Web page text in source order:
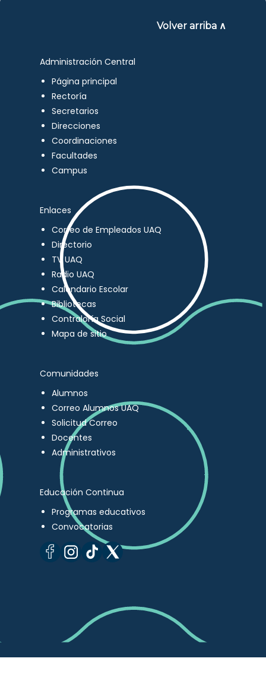
Volver arriba ∧
Administración Central
Página principal
Rectoría
Secretarios
Direcciones
Coordinaciones
Facultades
Campus
Enlaces
Correo de Empleados UAQ
Directorio
TV UAQ
Radio UAQ
Calendario Escolar
Bibliotecas
Contraloría Social
Mapa de sitio
Comunidades
Alumnos
Correo Alumnos UAQ
Solicitud Correo
Docentes
Administrativos
Educación Continua
Programas educativos
Convocatorias